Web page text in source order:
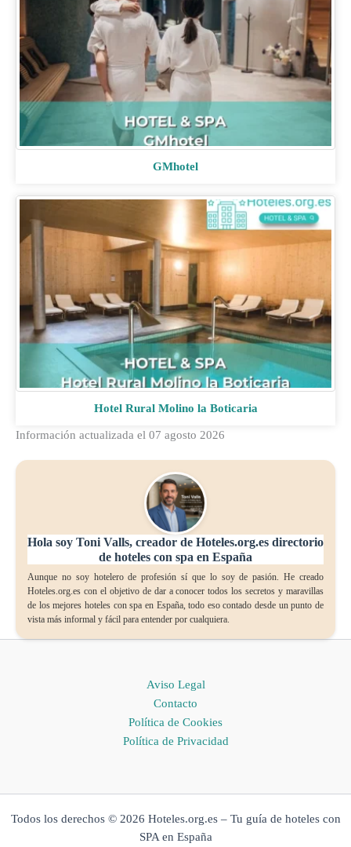
GMhotel
Hotel Rural Molino la Boticaria
Información actualizada el 07 agosto 2026
Hola soy Toni Valls, creador de Hoteles.org.es directorio
de hoteles con spa en España
Aunque no soy hotelero de profesión sí que lo soy de pasión. He creado
Hoteles.org.es con el objetivo de dar a conocer todos los secretos y maravillas
de los mejores hoteles con spa en España, todo eso contado desde un punto de
vista más informal y fácil para entender por cualquiera.
Aviso Legal
Contacto
Política de Cookies
Política de Privacidad
Todos los derechos © 2026 Hoteles.org.es – Tu guía de hoteles con
SPA en España